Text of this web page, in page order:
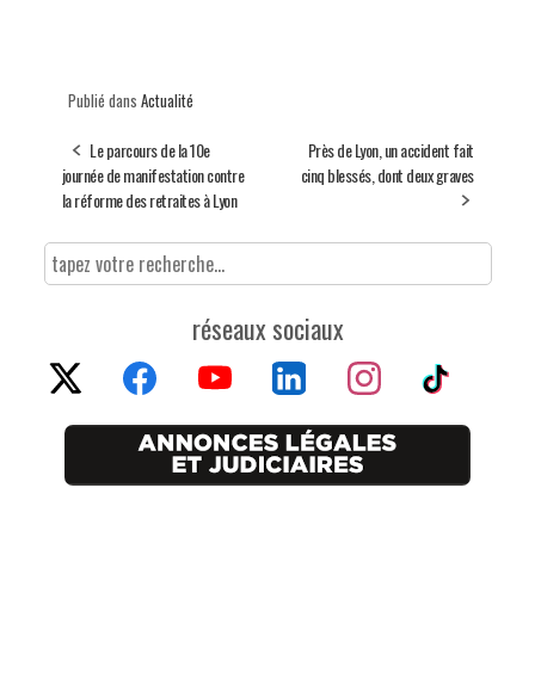
Publié dans Actualité
Le parcours de la 10e
journée de manifestation contre
la réforme des retraites à Lyon
Près de Lyon, un accident fait
cinq blessés, dont deux graves
réseaux sociaux